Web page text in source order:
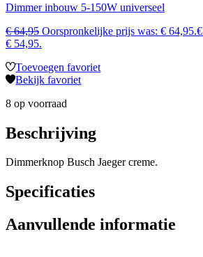
Dimmer inbouw 5-150W universeel
€64,95 Oorspronkelijke prijs was: € 64,95.€
€ 54,95.
Toevoegen favoriet
Bekijk favoriet
8 op voorraad
Beschrijving
Dimmerknop Busch Jaeger creme.
Specificaties
Aanvullende informatie